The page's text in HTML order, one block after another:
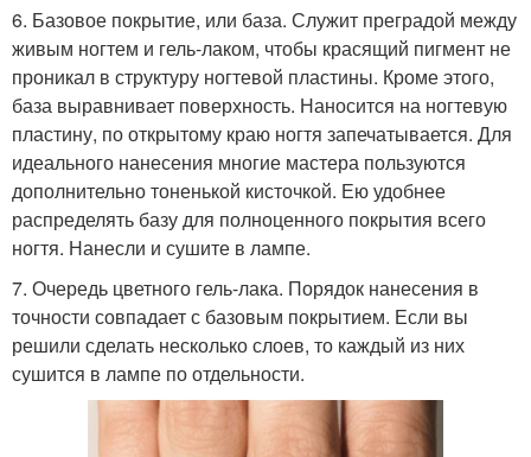
6. Базовое покрытие, или база. Служит преградой между
живым ногтем и гель-лаком, чтобы красящий пигмент не
проникал в структуру ногтевой пластины. Кроме этого,
база выравнивает поверхность. Наносится на ногтевую
пластину, по открытому краю ногтя запечатывается. Для
идеального нанесения многие мастера пользуются
дополнительно тоненькой кисточкой. Ею удобнее
распределять базу для полноценного покрытия всего
ногтя. Нанесли и сушите в лампе.
7. Очередь цветного гель-лака. Порядок нанесения в
точности совпадает с базовым покрытием. Если вы
решили сделать несколько слоев, то каждый из них
сушится в лампе по отдельности.